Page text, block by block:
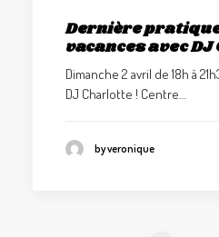
Dernière
vacances avec
Dimanche 2 avril de 18h à
DJ Charlotte ! Centre…
by veronique